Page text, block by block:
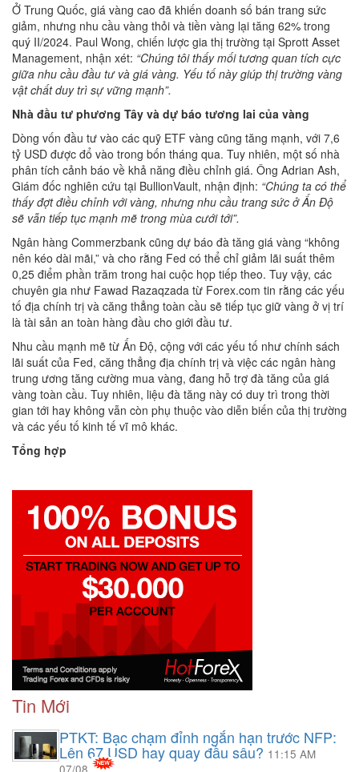
Ở Trung Quốc, giá vàng cao đã khiến doanh số bán trang sức
giảm, nhưng nhu cầu vàng thỏi và tiền vàng lại tăng 62% trong
quý II/2024. Paul Wong, chiến lược gia thị trường tại Sprott Asset
Management, nhận xét: “Chúng tôi thấy mối tương quan tích cực
giữa nhu cầu đầu tư và giá vàng. Yếu tố này giúp thị trường vàng
vật chất duy trì sự vững mạnh”.
Nhà đầu tư phương Tây và dự báo tương lai của vàng
Dòng vốn đầu tư vào các quỹ ETF vàng cũng tăng mạnh, với 7,6
tỷ USD được đổ vào trong bốn tháng qua. Tuy nhiên, một số nhà
phân tích cảnh báo về khả năng điều chỉnh giá. Ông Adrian Ash,
Giám đốc nghiên cứu tại BullionVault, nhận định: “Chúng ta có thể
thấy đợt điều chỉnh với vàng, nhưng nhu cầu trang sức ở Ấn Độ
sẽ vẫn tiếp tục mạnh mẽ trong mùa cưới tới”.
Ngân hàng Commerzbank cũng dự báo đà tăng giá vàng “không
nên kéo dài mãi,” và cho rằng Fed có thể chỉ giảm lãi suất thêm
0,25 điểm phần trăm trong hai cuộc họp tiếp theo. Tuy vậy, các
chuyên gia như Fawad Razaqzada từ Forex.com tin rằng các yếu
tố địa chính trị và căng thẳng toàn cầu sẽ tiếp tục giữ vàng ở vị trí
là tài sản an toàn hàng đầu cho giới đầu tư.
Nhu cầu mạnh mẽ từ Ấn Độ, cộng với các yếu tố như chính sách
lãi suất của Fed, căng thẳng địa chính trị và việc các ngân hàng
trung ương tăng cường mua vàng, đang hỗ trợ đà tăng của giá
vàng toàn cầu. Tuy nhiên, liệu đà tăng này có duy trì trong thời
gian tới hay không vẫn còn phụ thuộc vào diễn biến của thị trường
và các yếu tố kinh tế vĩ mô khác.
Tổng hợp
Tin Mới
PTKT: Bạc chạm đỉnh ngắn hạn trước NFP:
Lên 67 USD hay quay đầu sâu? 11:15 AM